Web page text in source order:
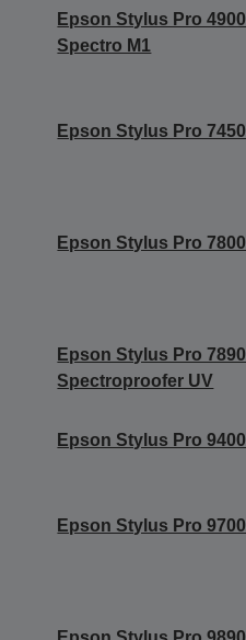
Epson Stylus Pro 4900
Spectro M1
Epson Stylus Pro 7450
Epson Stylus Pro 7800
Epson Stylus Pro 7890
Spectroproofer UV
Epson Stylus Pro 9400
Epson Stylus Pro 9700